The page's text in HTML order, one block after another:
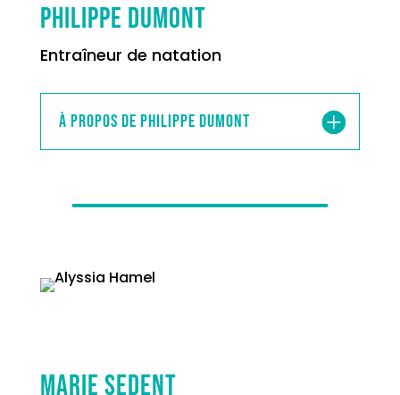
Philippe Dumont
Entraîneur de natation
À propos de Philippe Dumont
Marie Sedent